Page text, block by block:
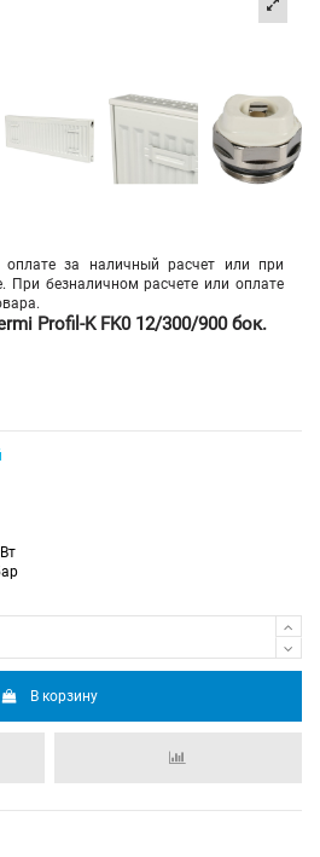
оплате за наличный расчет или при
При безналичном расчете или оплате
Profil-K FK0 12/300/900 бок.
В корзину